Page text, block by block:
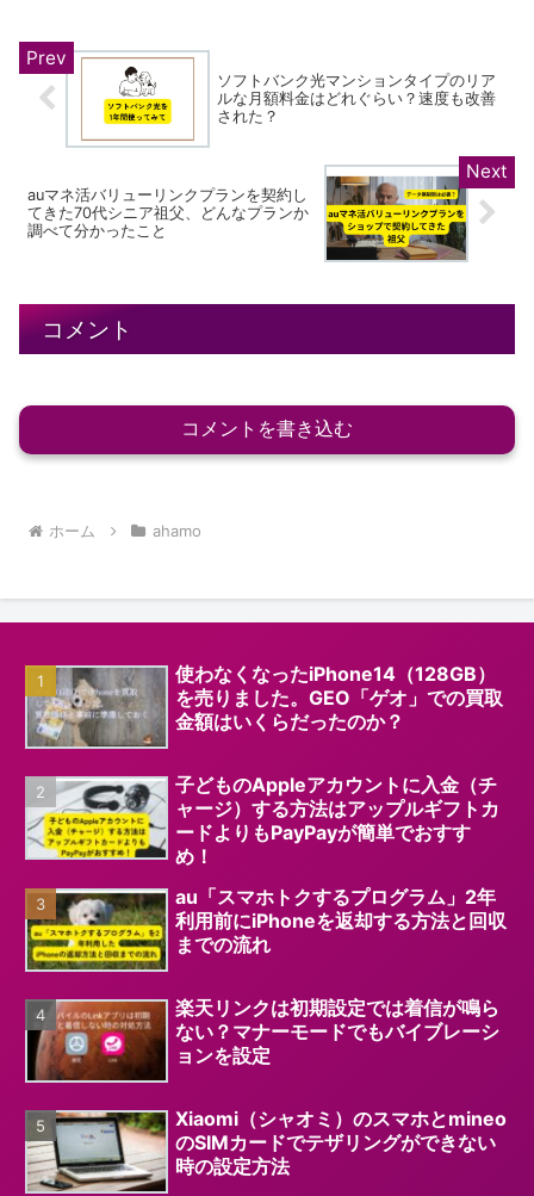
ソフトバンク光マンションタイプのリア
ルな月額料金はどれぐらい？速度も改善
された？
auマネ活バリューリンクプランを契約し
てきた70代シニア祖父、どんなプランか
調べて分かったこと
コメント
コメントを書き込む
ホーム ahamo
使わなくなったiPhone14（128GB）
を売りました。GEO「ゲオ」での買取
金額はいくらだったのか？
子どものAppleアカウントに入金（チ
ャージ）する方法はアップルギフトカ
ードよりもPayPayが簡単でおすす
め！
au「スマホトクするプログラム」2年
利用前にiPhoneを返却する方法と回収
までの流れ
楽天リンクは初期設定では着信が鳴ら
ない？マナーモードでもバイブレーシ
ョンを設定
Xiaomi（シャオミ）のスマホとmineo
のSIMカードでテザリングができない
時の設定方法